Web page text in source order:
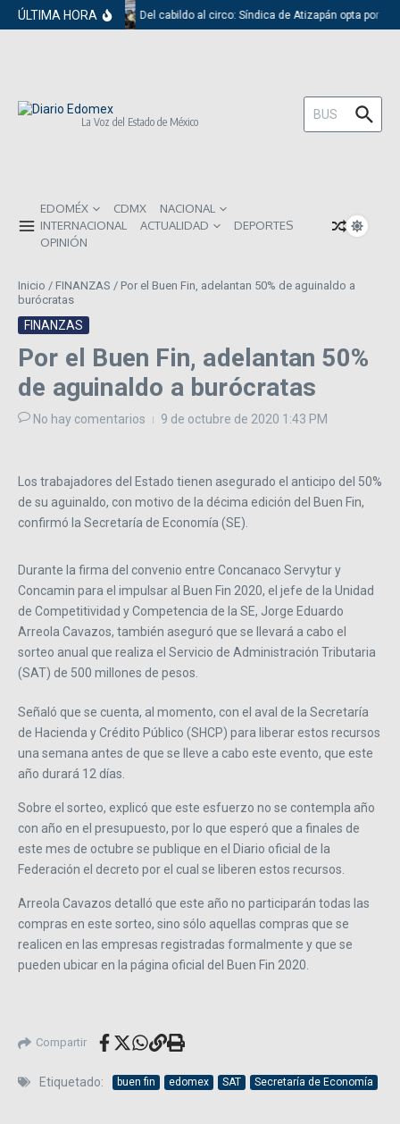
Saltar al contenido
ÚLTIMA HORA Del cabildo al circo: Síndica de Atizapán opta por el
La Voz del Estado de México
Buscar:
EDOMÉX CDMX
NACIONAL
INTERNACIONAL
ACTUALIDAD
DEPORTES
OPINIÓN
Inicio / FINANZAS / Por el Buen Fin, adelantan 50% de aguinaldo a
burócratas
FINANZAS
Por el Buen Fin, adelantan 50%
de aguinaldo a burócratas
No hay comentarios 9 de octubre de 2020 1:43 PM
Los trabajadores del Estado tienen asegurado el anticipo del 50%
de su aguinaldo, con motivo de la décima edición del Buen Fin,
confirmó la Secretaría de Economía (SE).
Durante la firma del convenio entre Concanaco Servytur y
Concamin para el impulsar al Buen Fin 2020, el jefe de la Unidad
de Competitividad y Competencia de la SE, Jorge Eduardo
Arreola Cavazos, también aseguró que se llevará a cabo el
sorteo anual que realiza el Servicio de Administración Tributaria
(SAT) de 500 millones de pesos.
Señaló que se cuenta, al momento, con el aval de la Secretaría
de Hacienda y Crédito Público (SHCP) para liberar estos recursos
una semana antes de que se lleve a cabo este evento, que este
año durará 12 días.
Sobre el sorteo, explicó que este esfuerzo no se contempla año
con año en el presupuesto, por lo que esperó que a finales de
este mes de octubre se publique en el Diario oficial de la
Federación el decreto por el cual se liberen estos recursos.
Arreola Cavazos detalló que este año no participarán todas las
compras en este sorteo, sino sólo aquellas compras que se
realicen en las empresas registradas formalmente y que se
pueden ubicar en la página oficial del Buen Fin 2020.
Compartir
Etiquetado: buen fin edomex SAT Secretaría de Economía